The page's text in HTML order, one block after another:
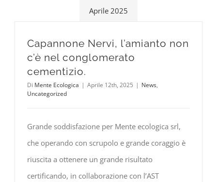
Aprile 2025
Capannone Nervi, l’amianto non
c’è nel conglomerato
cementizio.
Di Mente Ecologica | Aprile 12th, 2025 | News,
Uncategorized
Grande soddisfazione per Mente ecologica srl,
che operando con scrupolo e grande coraggio è
riuscita a ottenere un grande risultato
certificando, in collaborazione con l’AST